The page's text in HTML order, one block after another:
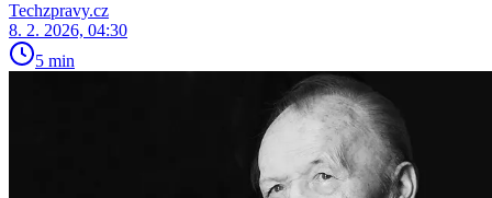
Techzpravy.cz
8. 2. 2026, 04:30
5 min